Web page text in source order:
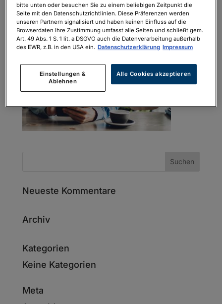
Neueste Kommentare
Archiv
Kategorien
Keine Kategorien
Meta
bitte unten oder besuchen Sie zu einem beliebigen Zeitpunkt die
Seite mit den Datenschutzrichtlinien. Diese Präferenzen werden
unseren Partnern signalisiert und haben keinen Einfluss auf die
Browserdaten Ihre Zustimmung umfasst alle Seiten und schließt gem.
Art. 49 Abs. 1 S. 1 lit. a DSGVO auch die Datenverarbeitung außerhalb
des EWR, z.B. in den USA ein. Datenschutzerklärung Impressum
Einstellungen &
Ablehnen
Alle Cookies akzeptieren